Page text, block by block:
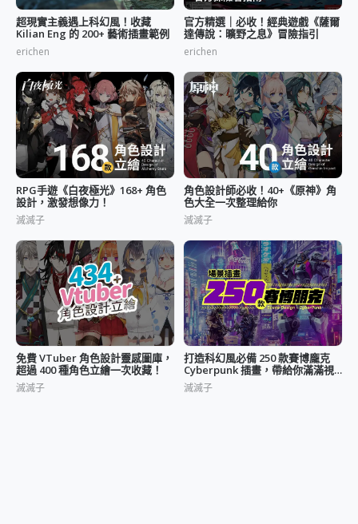
超現實主義遇上科幻風！收藏
Kilian Eng 的 200+ 藝術插畫範例
erichen
官方精選｜必收！經典遊戲《薩爾
達傳說：曠野之息》冒險指引
erichen
RPG手遊《白夜極光》168+ 角色
設計，激發想像力！
滅滅子
角色設計師必收！40+《原神》角
色大全一次整理給你
滅滅子
免費 VTuber 角色設計靈感圖庫，
超過 400 種角色立繪一次收藏！
滅滅子
打造科幻風必備 250 款賽博龐克
Cyberpunk 插畫，帶給你滿滿視
覺盛宴！
滅滅子